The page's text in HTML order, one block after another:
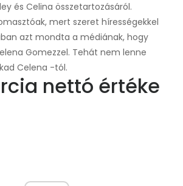
és Celina összetartozásáról.
mert szeret hírességekkel
azt mondta a médiának, hogy
Gomezzel. Tehát nem lenne
Celena -tól.
nettó értéke